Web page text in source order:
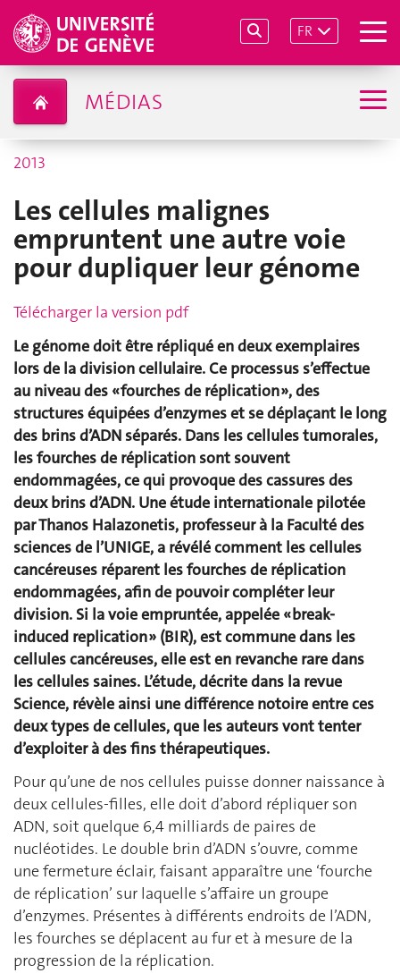
FR
MÉDIAS
2013
Les cellules malignes
empruntent une autre voie
pour dupliquer leur génome
Télécharger la version pdf
Le génome doit être répliqué en deux exemplaires
lors de la division cellulaire. Ce processus s’effectue
au niveau des « fourches de réplication », des
structures équipées d’enzymes et se déplaçant le long
des brins d’ADN séparés. Dans les cellules tumorales,
les fourches de réplication sont souvent
endommagées, ce qui provoque des cassures des
deux brins d’ADN. Une étude internationale pilotée
par Thanos Halazonetis, professeur à la Faculté des
sciences de l’UNIGE, a révélé comment les cellules
cancéreuses réparent les fourches de réplication
endommagées, afin de pouvoir compléter leur
division. Si la voie empruntée, appelée « break-
induced replication » (BIR), est commune dans les
cellules cancéreuses, elle est en revanche rare dans
les cellules saines. L’étude, décrite dans la revue
Science, révèle ainsi une différence notoire entre ces
deux types de cellules, que les auteurs vont tenter
d’exploiter à des fins thérapeutiques.
Pour qu’une de nos cellules puisse donner naissance à
deux cellules-filles, elle doit d’abord répliquer son
ADN, soit quelque 6,4 milliards de paires de
nucléotides. Le double brin d’ADN s’ouvre, comme
une fermeture éclair, faisant apparaître une ‘fourche
de réplication’ sur laquelle s’affaire un groupe
d’enzymes. Présentes à différents endroits de l’ADN,
les fourches se déplacent au fur et à mesure de la
progression de la réplication.